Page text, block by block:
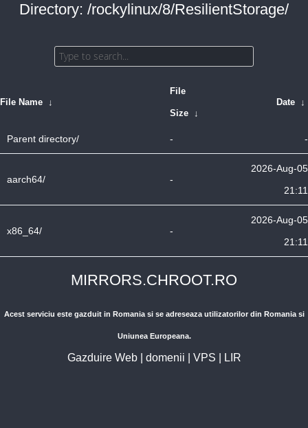
Directory: /rockylinux/8/ResilientStorage/
File Name ↓
File
Size ↓
Date ↓
Parent directory/ - -
aarch64/ -
2026-Aug-05
21:11
x86_64/ -
2026-Aug-05
21:11
MIRRORS.CHROOT.RO
Acest serviciu este gazduit in Romania si se adreseaza utilizatorilor din Romania si
Uniunea Europeana.
Gazduire Web| domenii VPS LIR